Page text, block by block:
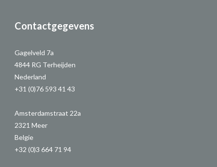
Contactgegevens
Gagelveld 7a
4844 RG Terheijden
Nederland
+31 (0)76 593 41 43
Amsterdamstraat 22a
2321 Meer
Belgie
+32 (0)3 664 71 94